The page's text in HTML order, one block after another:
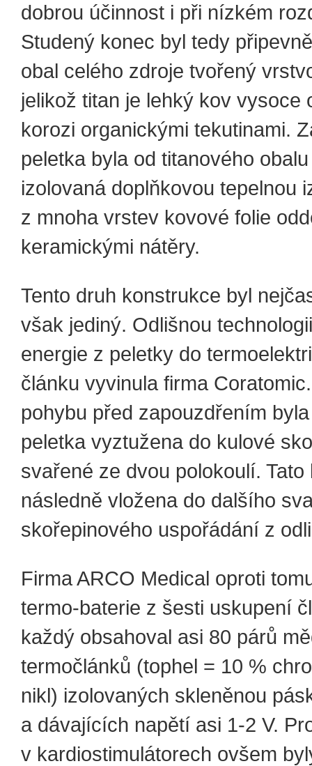
dobrou účinnost i při nízkém
Studený konec byl tedy
obal celého zdroje tvořený
jelikož titan je lehký kov vysoce
korozi organickými tekutinami.
peletka byla od titanového
izolovaná doplňkovou tepelnou
z mnoha vrstev kovové folie
keramickými nátěry.
Tento druh konstrukce byl
však jediný. Odlišnou
energie z peletky do
článku vyvinula firma
pohybu před zapouzdřením
peletka vyztužena do kulové
svařené ze dvou polokoulí. Tato
následně vložena do dalšího
skořepinového uspořádání z
Firma ARCO Medical oproti
termo-baterie z šesti uskupení
každý obsahoval asi 80 párů
termočlánků (tophel = 10 %
nikl) izolovaných skleněnou
a dávajících napětí asi 1-2 V.
v kardiostimulátorech ovšem